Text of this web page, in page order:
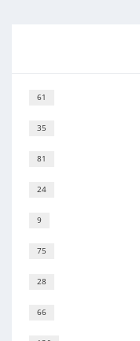
61
35
81
24
9
75
28
66